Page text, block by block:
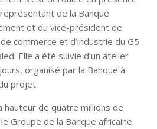
de la Banque
et du vice-président de
de commerce et d’industrie du G5
Elle a été suivie d’un atelier
organisé par la Banque à
projet.
de quatre millions de
Groupe de la Banque africaine